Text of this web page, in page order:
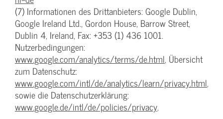
(7) Informationen des Drittanbieters: Google Dublin,
Google Ireland Ltd., Gordon House, Barrow Street,
Dublin 4, Ireland, Fax: +353 (1) 436 1001.
Nutzerbedingungen:
www.google.com/analytics/terms/de.html, Übersicht
zum Datenschutz:
www.google.com/intl/de/analytics/learn/privacy.html,
sowie die Datenschutzerklärung:
www.google.de/intl/de/policies/privacy.